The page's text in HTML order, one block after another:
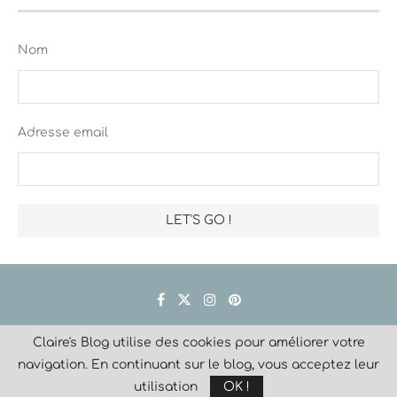
Nom
Adresse email
Créé avec
@2023 Claire Lascaux. Tous droits réservés.
Claire's Blog utilise des cookies pour améliorer votre
navigation. En continuant sur le blog, vous acceptez leur
utilisation
OK !